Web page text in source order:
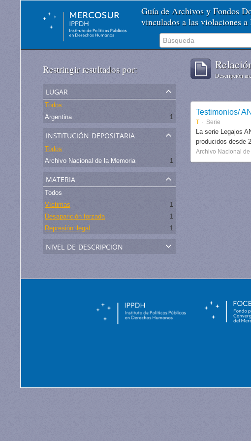
Guía de Archivos y Fondos
vinculados a las violaciones
Restringir resultados por:
lugar
Todos
Argentina
1
institución depositaria
Todos
Archivo Nacional de la Memoria
1
materia
Todos
Víctimas
1
Desaparición forzada
1
Represión ilegal
1
nivel de descripción
Descripción
Testimonios/
T Serie
La serie Legajos
producidos desde
Archivo Nacional